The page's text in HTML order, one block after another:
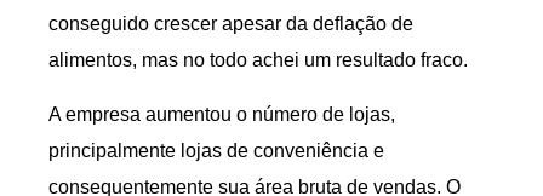
conseguido crescer apesar da deflação de
alimentos, mas no todo achei um resultado fraco.
A empresa aumentou o número de lojas,
principalmente lojas de conveniência e
consequentemente sua área bruta de vendas. O